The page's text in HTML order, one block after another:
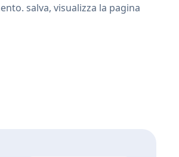
salva, visualizza la pagina